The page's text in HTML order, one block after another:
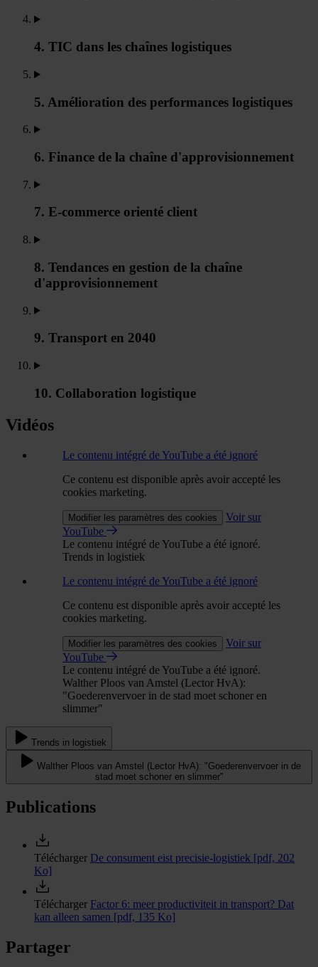
4. TIC dans les chaînes logistiques
5. Amélioration des performances logistiques
6. Finance de la chaîne d'approvisionnement
7. E-commerce orienté client
8. Tendances en gestion de la chaîne
d'approvisionnement
9. Transport en 2040
10. Collaboration logistique
Vidéos
Le contenu intégré de YouTube a été ignoré
Ce contenu est disponible après avoir accepté les
cookies marketing.
Modifier les paramètres des cookies
Voir sur
YouTube
Le contenu intégré de YouTube a été ignoré.
Trends in logistiek
Le contenu intégré de YouTube a été ignoré
Ce contenu est disponible après avoir accepté les
cookies marketing.
Modifier les paramètres des cookies
Voir sur
YouTube
Le contenu intégré de YouTube a été ignoré.
Walther Ploos van Amstel (Lector HvA):
"Goederenvervoer in de stad moet schoner en
slimmer"
Trends in logistiek
Walther Ploos van Amstel (Lector HvA): "Goederenvervoer in de
stad moet schoner en slimmer"
Publications
Télécharger De consument eist precisie-logistiek [pdf, 202
Ko]
Télécharger Factor 6: meer productiviteit in transport? Dat
kan alleen samen [pdf, 135 Ko]
Partager